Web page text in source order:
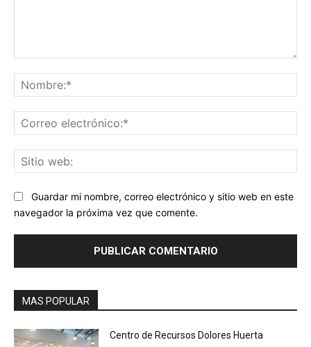
Guardar mi nombre, correo electrónico y sitio web en este
navegador la próxima vez que comente.
MAS POPULAR
Centro de Recursos Dolores Huerta